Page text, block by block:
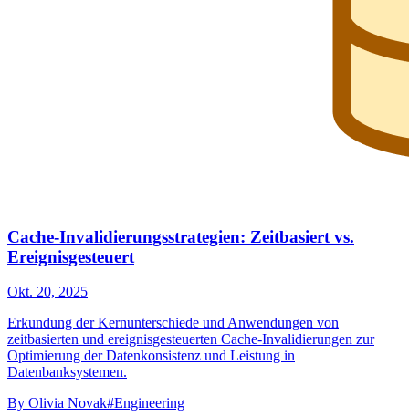
Cache-Invalidierungsstrategien: Zeitbasiert vs.
Ereignisgesteuert
Okt. 20, 2025
Erkundung der Kernunterschiede und Anwendungen von
zeitbasierten und ereignisgesteuerten Cache-Invalidierungen zur
Optimierung der Datenkonsistenz und Leistung in
Datenbanksystemen.
By Olivia Novak#Engineering